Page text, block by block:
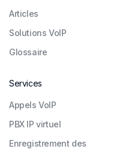
Articles
Solutions VoIP
Glossaire
Services
Appels VoIP
PBX IP virtuel
Enregistrement des